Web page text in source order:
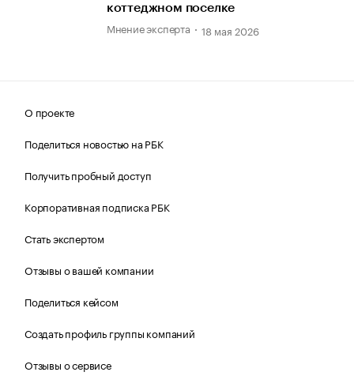
коттеджном поселке
Мнение эксперта 18 мая 2026
О проекте
Поделиться новостью на РБК
Получить пробный доступ
Корпоративная подписка РБК
Стать экспертом
Отзывы о вашей компании
Поделиться кейсом
Создать профиль группы компаний
Отзывы о сервисе